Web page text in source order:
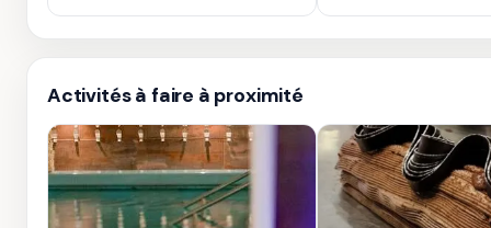
Activités à faire à proximité